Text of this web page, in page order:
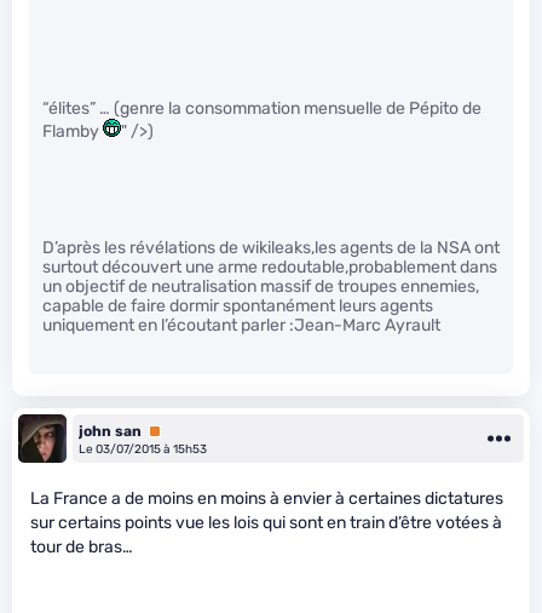
“élites” … (genre la consommation mensuelle de Pépito de
Flamby
" />)
D’après les révélations de wikileaks,les agents de la NSA ont
surtout découvert une arme redoutable,probablement dans
un objectif de neutralisation massif de troupes ennemies,
capable de faire dormir spontanément leurs agents
uniquement en l’écoutant parler :Jean-Marc Ayrault
john san
Premium
Le 03/07/2015 à 15h53
La France a de moins en moins à envier à certaines dictatures
sur certains points vue les lois qui sont en train d’être votées à
tour de bras…